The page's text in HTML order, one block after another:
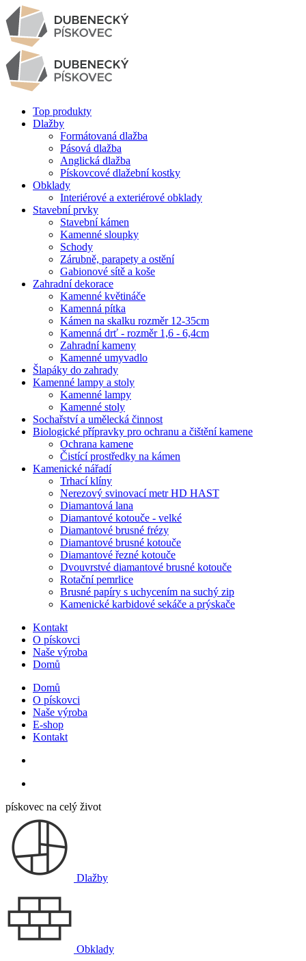
Top produkty
Dlažby
Formátovaná dlažba
Pásová dlažba
Anglická dlažba
Pískovcové dlažební kostky
Obklady
Interiérové a exteriérové obklady
Stavební prvky
Stavební kámen
Kamenné sloupky
Schody
Zárubně, parapety a ostění
Gabionové sítě a koše
Zahradní dekorace
Kamenné květináče
Kamenná pítka
Kámen na skalku rozměr 12-35cm
Kamenná drť - rozměr 1,6 - 6,4cm
Zahradní kameny
Kamenné umyvadlo
Šlapáky do zahrady
Kamenné lampy a stoly
Kamenné lampy
Kamenné stoly
Sochařství a umělecká činnost
Biologické přípravky pro ochranu a čištění kamene
Ochrana kamene
Čistící prostředky na kámen
Kamenické nářadí
Trhací klíny
Nerezový svinovací metr HD HAST
Diamantová lana
Diamantové kotouče - velké
Diamantové brusné frézy
Diamantové brusné kotouče
Diamantové řezné kotouče
Dvouvrstvé diamantové brusné kotouče
Rotační pemrlice
Brusné papíry s uchycením na suchý zip
Kamenické karbidové sekáče a prýskače
Kontakt
O pískovci
Naše výroba
Domů
Domů
O pískovci
Naše výroba
E-shop
Kontakt
pískovec na celý život
Dlažby
Obklady